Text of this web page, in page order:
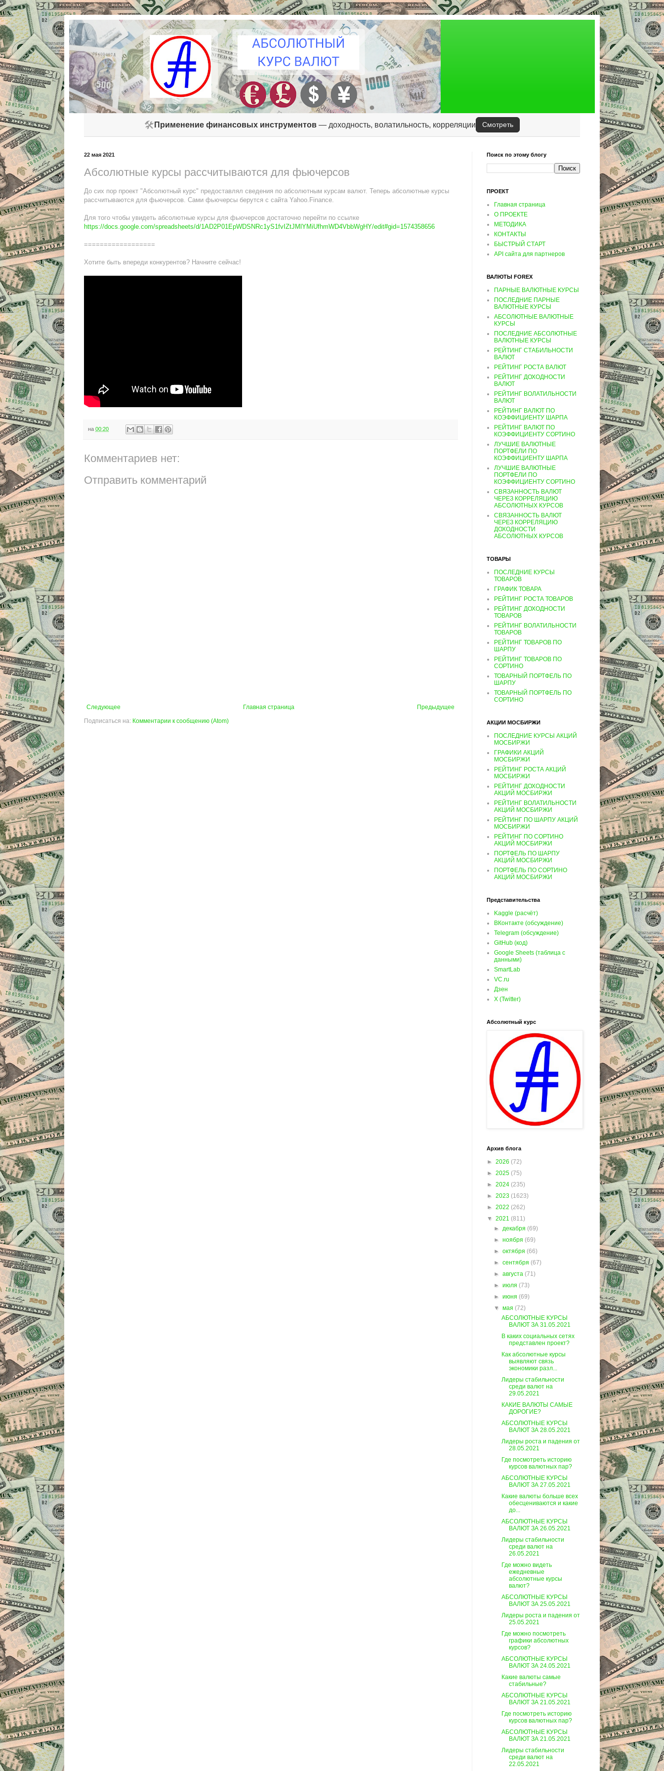
🛠️ Применение финансовых инструментов — доходность, волатильность, корреляции Смотреть
22 мая 2021
Абсолютные курсы рассчитываются для фьючерсов
До сих пор проект "Абсолютный курс" предоставлял сведения по абсолютным курсам валют. Теперь абсолютные курсы
рассчитываются для фьючерсов. Сами фьючерсы берутся с сайта Yahoo.Finance.
Для того чтобы увидеть абсолютные курсы для фьючерсов достаточно перейти по ссылке
https://docs.google.com/spreadsheets/d/1AD2P01EpWDSNRc1yS1fvIZtJMlYMiUfhmWD4VbbWgHY/edit#gid=1574358656
==================
Хотите быть впереди конкурентов? Начните сейчас!
на 00:20
Комментариев нет:
Отправить комментарий
Следующее Предыдущее
Главная страница
Подписаться на: Комментарии к сообщению (Atom)
Поиск по этому блогу
ПРОЕКТ
Главная страница
О ПРОЕКТЕ
МЕТОДИКА
КОНТАКТЫ
БЫСТРЫЙ СТАРТ
API сайта для партнеров
ВАЛЮТЫ FOREX
ПАРНЫЕ ВАЛЮТНЫЕ КУРСЫ
ПОСЛЕДНИЕ ПАРНЫЕ
ВАЛЮТНЫЕ КУРСЫ
АБСОЛЮТНЫЕ ВАЛЮТНЫЕ
КУРСЫ
ПОСЛЕДНИЕ АБСОЛЮТНЫЕ
ВАЛЮТНЫЕ КУРСЫ
РЕЙТИНГ СТАБИЛЬНОСТИ
ВАЛЮТ
РЕЙТИНГ РОСТА ВАЛЮТ
РЕЙТИНГ ДОХОДНОСТИ
ВАЛЮТ
РЕЙТИНГ ВОЛАТИЛЬНОСТИ
ВАЛЮТ
РЕЙТИНГ ВАЛЮТ ПО
КОЭФФИЦИЕНТУ ШАРПА
РЕЙТИНГ ВАЛЮТ ПО
КОЭФФИЦИЕНТУ СОРТИНО
ЛУЧШИЕ ВАЛЮТНЫЕ
ПОРТФЕЛИ ПО
КОЭФФИЦИЕНТУ ШАРПА
ЛУЧШИЕ ВАЛЮТНЫЕ
ПОРТФЕЛИ ПО
КОЭФФИЦИЕНТУ СОРТИНО
СВЯЗАННОСТЬ ВАЛЮТ
ЧЕРЕЗ КОРРЕЛЯЦИЮ
АБСОЛЮТНЫХ КУРСОВ
СВЯЗАННОСТЬ ВАЛЮТ
ЧЕРЕЗ КОРРЕЛЯЦИЮ
ДОХОДНОСТИ
АБСОЛЮТНЫХ КУРСОВ
ТОВАРЫ
ПОСЛЕДНИЕ КУРСЫ
ТОВАРОВ
ГРАФИК ТОВАРА
РЕЙТИНГ РОСТА ТОВАРОВ
РЕЙТИНГ ДОХОДНОСТИ
ТОВАРОВ
РЕЙТИНГ ВОЛАТИЛЬНОСТИ
ТОВАРОВ
РЕЙТИНГ ТОВАРОВ ПО
ШАРПУ
РЕЙТИНГ ТОВАРОВ ПО
СОРТИНО
ТОВАРНЫЙ ПОРТФЕЛЬ ПО
ШАРПУ
ТОВАРНЫЙ ПОРТФЕЛЬ ПО
СОРТИНО
АКЦИИ МОСБИРЖИ
ПОСЛЕДНИЕ КУРСЫ АКЦИЙ
МОСБИРЖИ
ГРАФИКИ АКЦИЙ
МОСБИРЖИ
РЕЙТИНГ РОСТА АКЦИЙ
МОСБИРЖИ
РЕЙТИНГ ДОХОДНОСТИ
АКЦИЙ МОСБИРЖИ
РЕЙТИНГ ВОЛАТИЛЬНОСТИ
АКЦИЙ МОСБИРЖИ
РЕЙТИНГ ПО ШАРПУ АКЦИЙ
МОСБИРЖИ
РЕЙТИНГ ПО СОРТИНО
АКЦИЙ МОСБИРЖИ
ПОРТФЕЛЬ ПО ШАРПУ
АКЦИЙ МОСБИРЖИ
ПОРТФЕЛЬ ПО СОРТИНО
АКЦИЙ МОСБИРЖИ
Представительства
Kaggle (расчёт)
ВКонтакте (обсуждение)
Telegram (обсуждение)
GitHub (код)
Google Sheets (таблица с
данными)
SmartLab
VC.ru
Дзен
X (Twitter)
Абсолютный курс
Архив блога
► 2026 (72)
► 2025 (75)
► 2024 (235)
► 2023 (1623)
► 2022 (262)
▼ 2021 (811)
►декабря(69)
►ноября(69)
►октября(66)
►сентября(67)
►августа(71)
►июля(73)
►июня(69)
▼мая(72)
АБСОЛЮТНЫЕ КУРСЫ
ВАЛЮТ ЗА 31.05.2021
В каких социальных сетях
представлен проект?
Как абсолютные курсы
выявляют связь
экономики разл...
Лидеры стабильности
среди валют на
29.05.2021
КАКИЕ ВАЛЮТЫ САМЫЕ
ДОРОГИЕ?
АБСОЛЮТНЫЕ КУРСЫ
ВАЛЮТ ЗА 28.05.2021
Лидеры роста и падения от
28.05.2021
Где посмотреть историю
курсов валютных пар?
АБСОЛЮТНЫЕ КУРСЫ
ВАЛЮТ ЗА 27.05.2021
Какие валюты больше всех
обесцениваются и какие
до...
АБСОЛЮТНЫЕ КУРСЫ
ВАЛЮТ ЗА 26.05.2021
Лидеры стабильности
среди валют на
26.05.2021
Где можно видеть
ежедневные
абсолютные курсы
валют?
АБСОЛЮТНЫЕ КУРСЫ
ВАЛЮТ ЗА 25.05.2021
Лидеры роста и падения от
25.05.2021
Где можно посмотреть
графики абсолютных
курсов?
АБСОЛЮТНЫЕ КУРСЫ
ВАЛЮТ ЗА 24.05.2021
Какие валюты самые
стабильные?
АБСОЛЮТНЫЕ КУРСЫ
ВАЛЮТ ЗА 21.05.2021
Где посмотреть историю
курсов валютных пар?
АБСОЛЮТНЫЕ КУРСЫ
ВАЛЮТ ЗА 21.05.2021
Лидеры стабильности
среди валют на
22.05.2021